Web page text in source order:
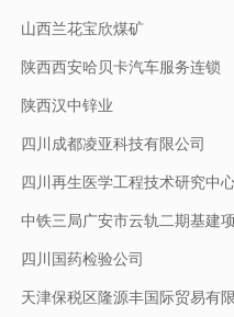
山西兰花宝欣煤矿
陕西西安哈贝卡汽车服务连锁
陕西汉中锌业
四川成都凌亚科技有限公司
四川再生医学工程技术研究中
中铁三局广安市云轨二期基建
四川国药检验公司
天津保税区隆源丰国际贸易有